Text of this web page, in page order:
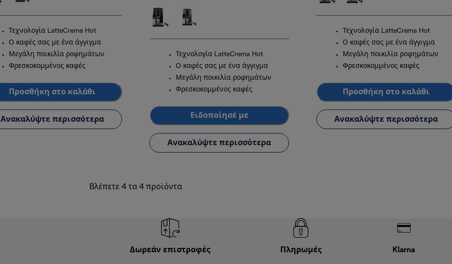
Τεχνολογία LatteCrema Hot
Ο καφές σας με ένα άγγιγμα
Μεγάλη ποικιλία ροφημάτων
Φρεσκοκομμένος καφές
Προσθήκη στο καλάθι
Ανακαλύψτε περισσότερα
Τεχνολογία LatteCrema Hot
Ο καφές σας με ένα άγγιγμα
Μεγάλη ποικιλία ροφημάτων
Φρεσκοκομμένος καφές
Ειδοποίησέ με
Ανακαλύψτε περισσότερα
Τεχνολογία LatteCrema Hot
Ο καφές σας με ένα άγγιγμα
Μεγάλη ποικιλία ροφημάτων
Φρεσκοκομμένος καφές
Προσθήκη στο καλάθι
Ανακαλύψτε περισσότερα
Βλέπετε 4 τα 4 προϊόντα
Δωρεάν επιστροφές Πληρωμές Klarna